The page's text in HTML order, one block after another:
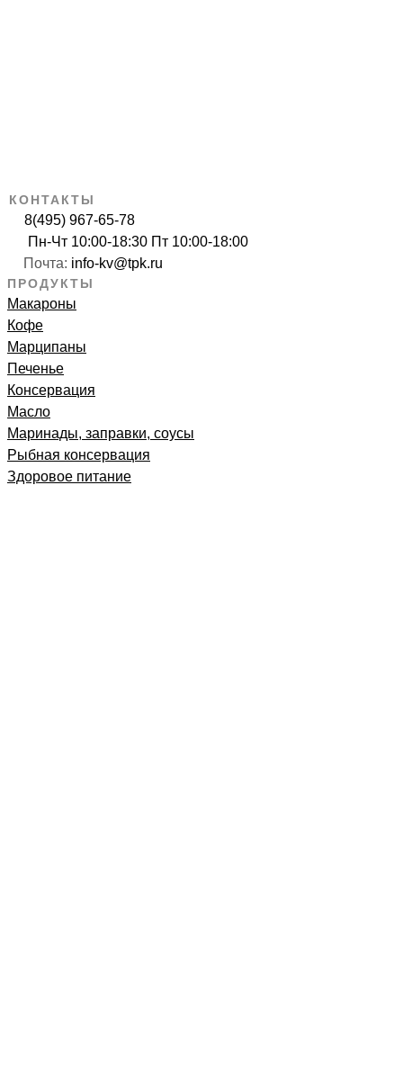
КОНТАКТЫ
8(495) 967-65-78
Пн-Чт 10:00-18:30 Пт 10:00-18:00
Почта: info-kv@tpk.ru
ПРОДУКТЫ
Макароны
Кофе
Марципаны
Печенье
Консервация
Масло
Маринады, заправки, соусы
Рыбная консервация
Здоровое питание